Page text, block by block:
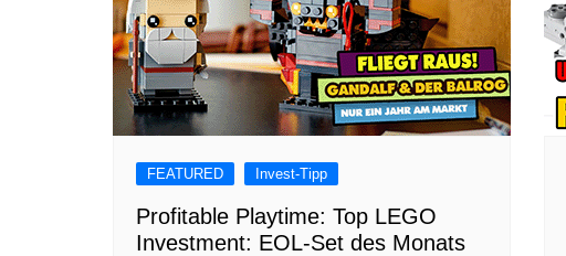
FEATURED Invest-Tipp
Profitable Playtime: Top LEGO
Investment: EOL-Set des Monats